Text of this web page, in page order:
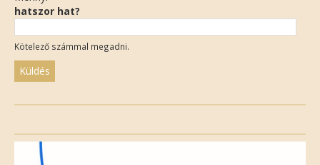
hatszor hat?
Kötelező számmal megadni.
field
empty.